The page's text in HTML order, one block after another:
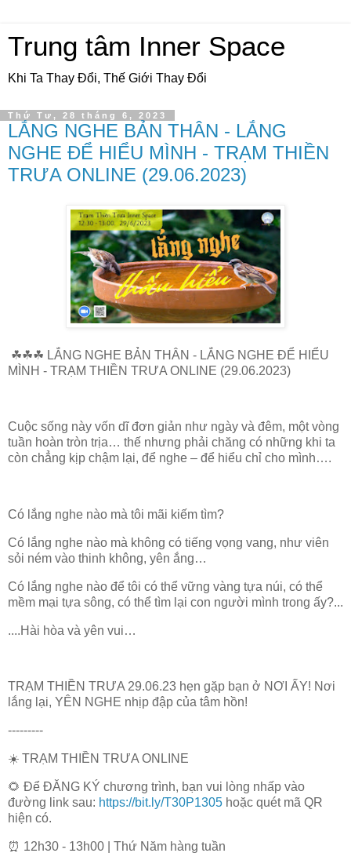
Trung tâm Inner Space
Khi Ta Thay Đổi, Thế Giới Thay Đổi
Thứ Tư, 28 tháng 6, 2023
LẮNG NGHE BẢN THÂN - LẮNG
NGHE ĐỂ HIỂU MÌNH - TRẠM THIỀN
TRƯA ONLINE (29.06.2023)
☘☘☘ LẮNG NGHE BẢN THÂN - LẮNG NGHE ĐỂ HIỂU
MÌNH - TRẠM THIỀN TRƯA ONLINE (29.06.2023)
Cuộc sống này vốn dĩ đơn giản như ngày và đêm, một vòng
tuần hoàn tròn trịa… thế nhưng phải chăng có những khi ta
còn chẳng kịp chậm lại, để nghe – để hiểu chỉ cho mình….
Có lắng nghe nào mà tôi mãi kiếm tìm?
Có lắng nghe nào mà không có tiếng vọng vang, như viên
sỏi ném vào thinh không, yên ắng…
Có lắng nghe nào để tôi có thể vững vàng tựa núi, có thể
mềm mại tựa sông, có thể tìm lại con người mình trong ấy?...
....Hài hòa và yên vui…
TRẠM THIỀN TRƯA 29.06.23 hẹn gặp bạn ở NƠI ẤY! Nơi
lắng lại, YÊN NGHE nhịp đập của tâm hồn!
---------
☀️ TRẠM THIỀN TRƯA ONLINE
🌻 Để ĐĂNG KÝ chương trình, bạn vui lòng nhấp vào
đường link sau: https://bit.ly/T30P1305 hoặc quét mã QR
hiện có.
⏰ 12h30 - 13h00 | Thứ Năm hàng tuần